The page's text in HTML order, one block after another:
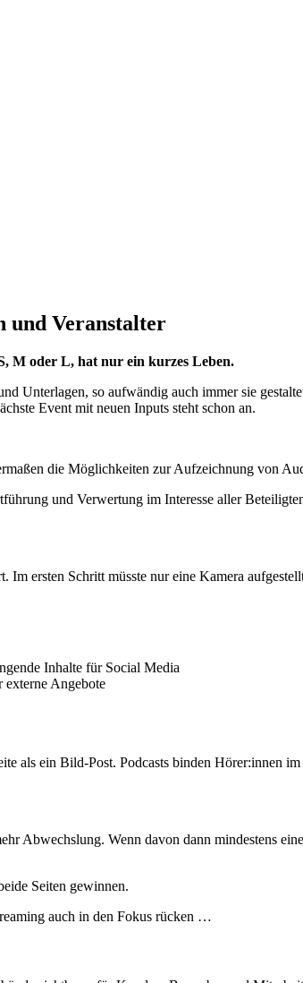
und Veranstalter
M oder L, hat nur ein kur­zes Leben.
Unter­la­gen, so auf­wän­dig auch immer sie
Event mit neu­en Inputs steht schon an.
die Mög­lich­kei­ten zur Auf­zeich­nung von
und Ver­wer­tung im Inter­es­se aller
ers­ten Schritt müss­te nur eine Kame­ra
Inhal­te für Social Media
exter­ne Angebote
als ein Bild-Post. Pod­casts bin­den Hörer:innen
Abwechs­lung. Wenn davon dann min­des­tens
Sei­ten gewin­nen.
auch in den Fokus rücken …